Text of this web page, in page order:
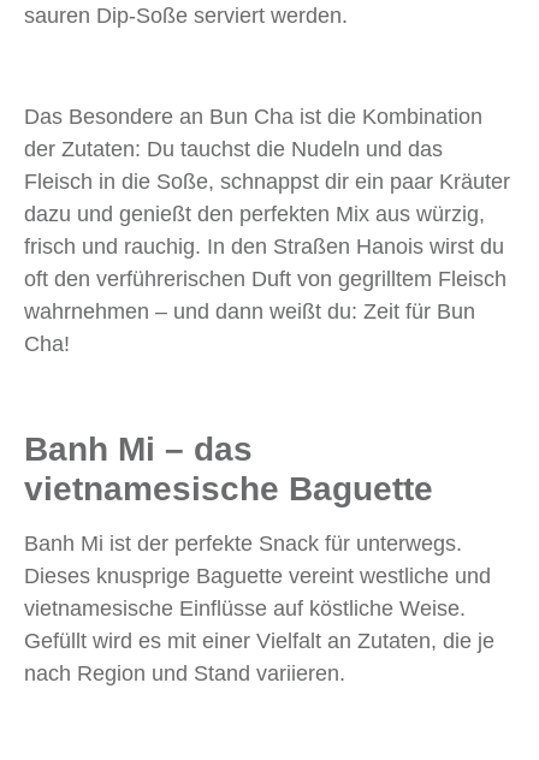
sauren Dip-Soße serviert werden.
Das Besondere an Bun Cha ist die Kombination
der Zutaten: Du tauchst die Nudeln und das
Fleisch in die Soße, schnappst dir ein paar Kräuter
dazu und genießt den perfekten Mix aus würzig,
frisch und rauchig. In den Straßen Hanois wirst du
oft den verführerischen Duft von gegrilltem Fleisch
wahrnehmen – und dann weißt du: Zeit für Bun
Cha!
Banh Mi – das
vietnamesische Baguette
Banh Mi ist der perfekte Snack für unterwegs.
Dieses knusprige Baguette vereint westliche und
vietnamesische Einflüsse auf köstliche Weise.
Gefüllt wird es mit einer Vielfalt an Zutaten, die je
nach Region und Stand variieren.